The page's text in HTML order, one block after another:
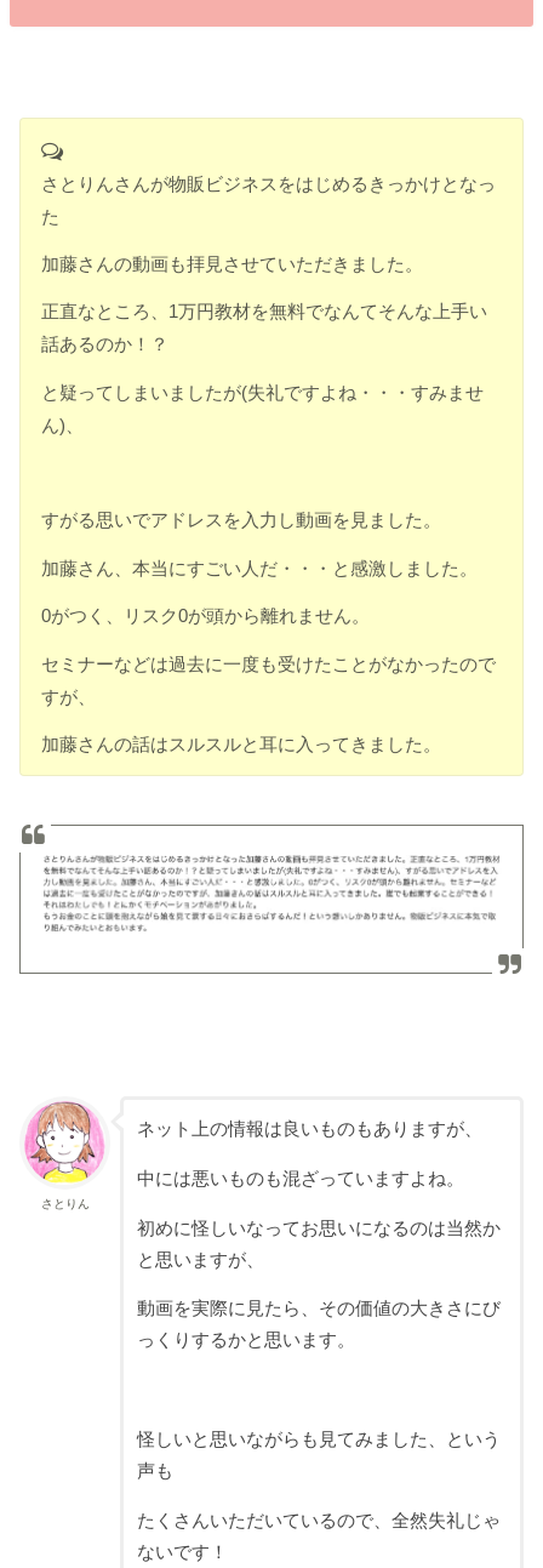
さとりんさんが物販ビジネスをはじめるきっかけとなっ
た
加藤さんの動画も拝見させていただきました。
正直なところ、1万円教材を無料でなんてそんな上手い
話あるのか！？
と疑ってしまいましたが(失礼ですよね・・・すみませ
ん)、
すがる思いでアドレスを入力 し動画を見ました。
加藤さん、本当にすごい人だ・・・ と感激しました。
0がつく、リスク0が頭から離れません。
セミナーなどは過去に一度も受けたことがなかったので
すが、
加藤さんの話はスルスルと耳に入ってきました。
さとりん
ネット上の情報は良いものもありますが、
中には悪いものも混ざっていますよね。
初めに怪しいなってお思いになるのは当然か
と思いますが、
動画を実際に見たら、その価値の大きさにび
っくりするかと思います。
怪しいと思いながらも見てみました、という
声も
たくさんいただいているので、全然失礼じゃ
ないです！